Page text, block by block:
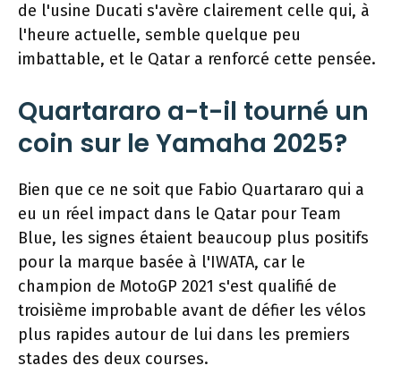
de l'usine Ducati s'avère clairement celle qui, à
l'heure actuelle, semble quelque peu
imbattable, et le Qatar a renforcé cette pensée.
Quartararo a-t-il tourné un
coin sur le Yamaha 2025?
Bien que ce ne soit que Fabio Quartararo qui a
eu un réel impact dans le Qatar pour Team
Blue, les signes étaient beaucoup plus positifs
pour la marque basée à l'IWATA, car le
champion de MotoGP 2021 s'est qualifié de
troisième improbable avant de défier les vélos
plus rapides autour de lui dans les premiers
stades des deux courses.